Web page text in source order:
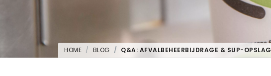
HOME BLOG Q&A: AFVALBEHEERBIJDRAGE & SUP-OPSLAG